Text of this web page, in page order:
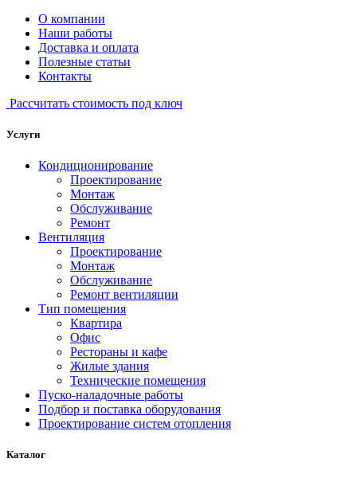
О компании
Наши работы
Доставка и оплата
Полезные статьи
Контакты
Рассчитать стоимость под ключ
Услуги
Кондиционирование
Проектирование
Монтаж
Обслуживание
Ремонт
Вентиляция
Проектирование
Монтаж
Обслуживание
Ремонт вентиляции
Тип помещения
Квартира
Офис
Рестораны и кафе
Жилые здания
Технические помещения
Пуско-наладочные работы
Подбор и поставка оборудования
Проектирование систем отопления
Каталог